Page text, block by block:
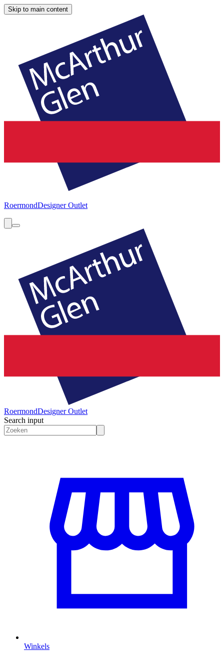
Skip to main content
RoermondDesigner Outlet
RoermondDesigner Outlet
Search input
Winkels